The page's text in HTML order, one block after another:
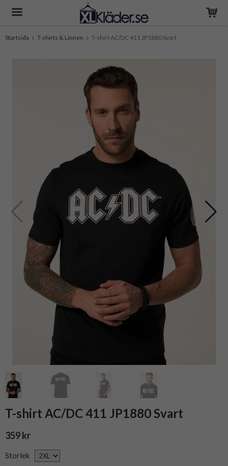
Startsida T-shirts & Linnen T-shirt AC/DC 411 JP1880 Svart
T-shirt AC/DC 411 JP1880 Svart
359 kr
Storlek